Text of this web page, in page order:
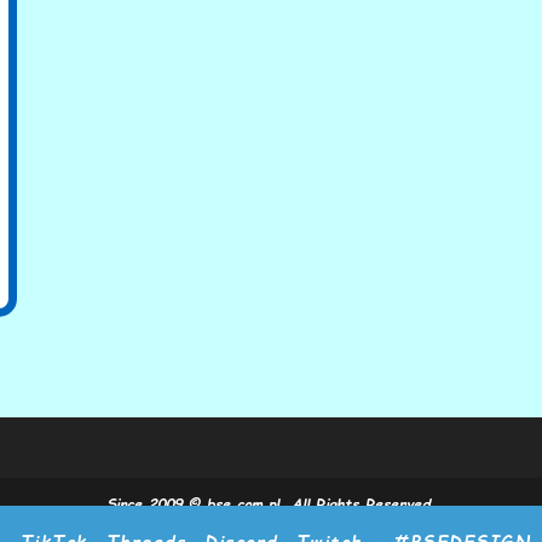
Since 2009 © bse.com.pl. All Rights Reserved.